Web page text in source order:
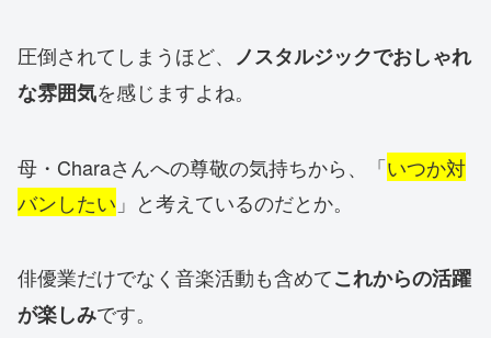
圧倒されてしまうほど、 ノスタルジックでおしゃれ
な雰囲気を感じますよね。
母・Charaさんへの尊敬の気持ちから、「いつか対
バンしたい 」と考えているのだとか。
俳優業だけでなく音楽活動も含めてこれからの活躍
が楽しみです。